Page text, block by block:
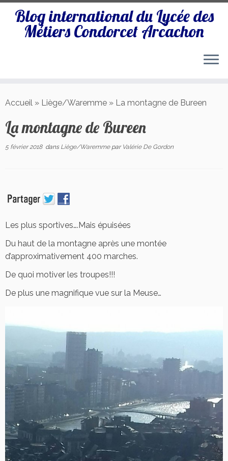
au
Blog international du Lycée des
Métiers Condorcet Arcachon
Accueil » Liège/Waremme » La montagne de Bureen
La montagne de Bureen
5 février 2018dans Liège/Waremme par Valérie De Gordon
Les plus sportives….Mais épuisées
Du haut de la montagne après une montée
d’approximativement 400 marches.
De quoi motiver les troupes!!!
De plus une magnifique vue sur la Meuse…